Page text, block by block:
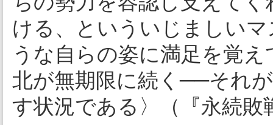
ける、といういじましい
うな自らの姿に満足を覚
北が無期限に続く──それ
す状況である〉（『永続敗